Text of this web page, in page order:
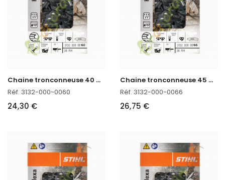
C
haine tronconneuse 40 CM HEXA Stihl 3132-000-0060
Réf. 3132-000-0060
24,30 €
C
haine tronconneuse 45 CM HEXA Stihl 3132-000-0066
Réf. 3132-000-0066
26,75 €